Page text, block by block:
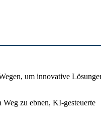
um innovative
zu ebnen, KI-gesteuerte